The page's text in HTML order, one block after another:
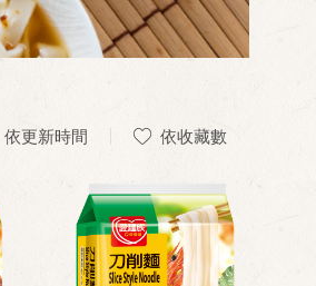
依更新時間 依收藏數